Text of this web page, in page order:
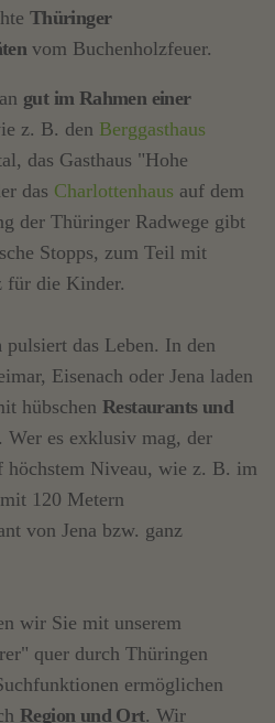
Thüringer
vom Buchenholzfeuer.
gut im Rahmen einer
z. B. den Berggasthaus
das Gasthaus "Hohe
das Charlottenhaus auf dem
der Thüringer Radwege gibt
Stopps, zum Teil mit
für die Kinder.
pulsiert das Leben. In den
Eisenach oder Jena laden
hübschen Restaurants und
es exklusiv mag, der
höchstem Niveau, wie z. B. im
120 Metern
von Jena bzw. ganz
wir Sie mit unserem
quer durch Thüringen
ermöglichen
Region und Ort. Wir